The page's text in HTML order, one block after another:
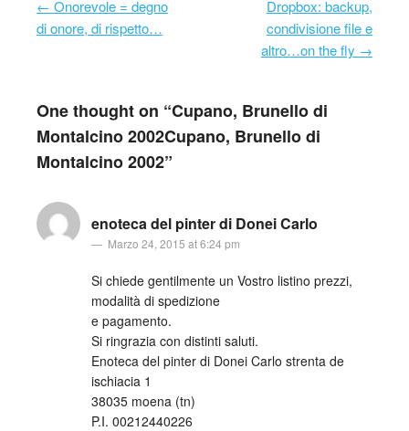
Post navigation
← Onorevole = degno
di onore, di rispetto…
Dropbox: backup,
condivisione file e
altro…on the fly →
One thought on “Cupano, Brunello di
Montalcino 2002Cupano, Brunello di
Montalcino 2002”
enoteca del pinter di Donei Carlo
Marzo 24, 2015 at 6:24 pm
Si chiede gentilmente un Vostro listino prezzi,
modalità di spedizione
e pagamento.
Si ringrazia con distinti saluti.
Enoteca del pinter di Donei Carlo strenta de
ischiacia 1
38035 moena (tn)
P.I. 00212440226